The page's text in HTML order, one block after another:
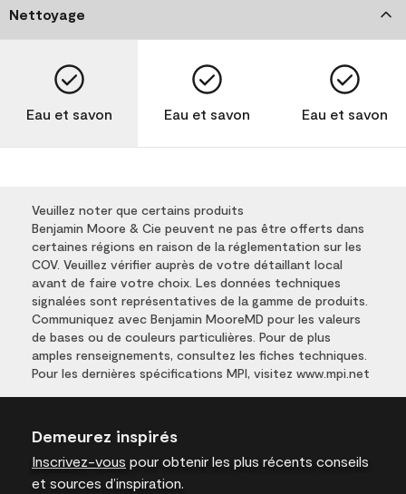
Nettoyage
Eau et savon Eau et savon Eau et savon
Veuillez noter que certains produits
Benjamin Moore & Cie peuvent ne pas être offerts dans
certaines régions en raison de la réglementation sur les
COV. Veuillez vérifier auprès de votre détaillant local
avant de faire votre choix. Les données techniques
signalées sont représentatives de la gamme de produits.
Communiquez avec Benjamin MooreMD pour les valeurs
de bases ou de couleurs particulières. Pour de plus
amples renseignements, consultez les fiches techniques.
Pour les dernières spécifications MPI, visitez www.mpi.net
Demeurez inspirés
Inscrivez-vous pour obtenir les plus récents conseils
et sources d’inspiration.